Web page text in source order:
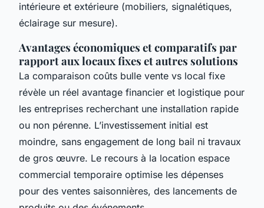
intérieure et extérieure (mobiliers, signalétiques,
éclairage sur mesure).
Avantages économiques et comparatifs par
rapport aux locaux fixes et autres solutions
La comparaison coûts bulle vente vs local fixe
révèle un réel avantage financier et logistique pour
les entreprises recherchant une installation rapide
ou non pérenne. L’investissement initial est
moindre, sans engagement de long bail ni travaux
de gros œuvre. Le recours à la location espace
commercial temporaire optimise les dépenses
pour des ventes saisonnières, des lancements de